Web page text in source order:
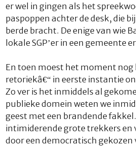
er wel in gingen als het
paspoppen achter de desk, die
berde bracht. De enige van wie
lokale SGP’er in een gemeente
En toen moest het moment
retoriekâ€“ in eerste instantie
Zo ver is het inmiddels al
publieke domein weten we
geest met een brandende
intimiderende grote trekkers en
door een democratisch